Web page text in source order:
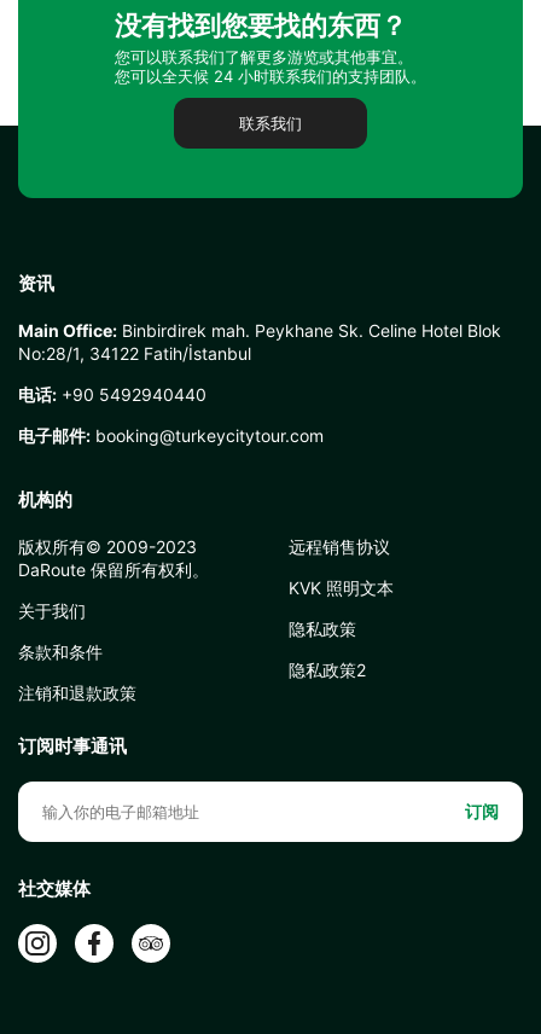
没有找到您要找的东西？
您可以联系我们了解更多游览或其他事宜。
您可以全天候 24 小时联系我们的支持团队。
联系我们
资讯
Main Office: Binbirdirek mah. Peykhane Sk. Celine Hotel Blok
No:28/1, 34122 Fatih/İstanbul
电话: +90 5492940440
电子邮件: booking@turkeycitytour.com
机构的
版权所有© 2009-2023
DaRoute 保留所有权利。
关于我们
条款和条件
注销和退款政策
远程销售协议
KVK 照明文本
隐私政策
隐私政策2
订阅时事通讯
订阅
社交媒体